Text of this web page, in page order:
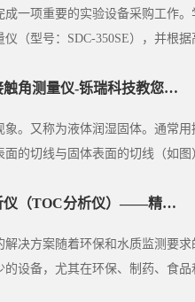
一项重要的实验设备采购工作。
（型号：SDC-350SE），并根据
如何选购一台优秀的接触角测量仪-铄瑞科技教您选型
。又称为液体润湿固体。通常用
的切线与固体表面的切线（如图
铄瑞科技总有机碳分析仪（TOC分析仪）——精准水质检测的解决方案
决方案随着环保和水质监测要求
设备，尤其在环保、制药、食品